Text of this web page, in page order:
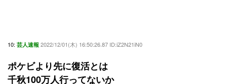
10: 芸人速報 2022/12/01(木) 16:50:26.87 ID:iZ2N21iN0
ポケビより先に復活とは
千秋100万人行ってないか